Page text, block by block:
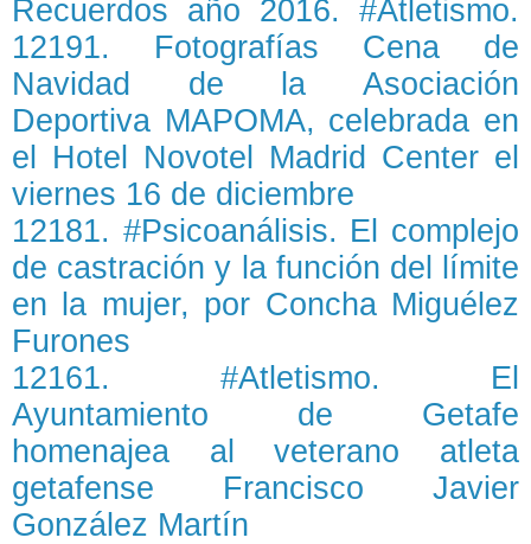
Recuerdos año 2016. #Atletismo.
12191. Fotografías Cena de
Navidad de la Asociación
Deportiva MAPOMA, celebrada en
el Hotel Novotel Madrid Center el
viernes 16 de diciembre
12181. #Psicoanálisis. El complejo
de castración y la función del límite
en la mujer, por Concha Miguélez
Furones
12161. #Atletismo. El
Ayuntamiento de Getafe
homenajea al veterano atleta
getafense Francisco Javier
González Martín